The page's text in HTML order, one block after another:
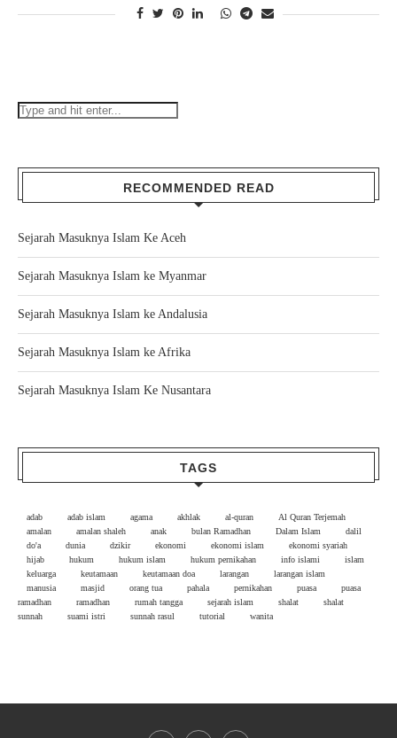
RECOMMENDED READ
Sejarah Masuknya Islam Ke Aceh
Sejarah Masuknya Islam ke Myanmar
Sejarah Masuknya Islam ke Andalusia
Sejarah Masuknya Islam ke Afrika
Sejarah Masuknya Islam Ke Nusantara
TAGS
adab adab islam agama akhlak al-quran
Al Quran Terjemah
amalan
amalan shaleh anak bulan Ramadhan Dalam Islam
dalil
do'a
dunia dzikir ekonomi ekonomi islam
ekonomi syariah
hijab
hukum hukum islam hukum pernikahan info islami
islam
keluarga
keutamaan keutamaan doa larangan
larangan islam
manusia
masjid orang tua pahala pernikahan puasa
puasa
ramadhan
ramadhan rumah tangga sejarah islam shalat
shalat
sunnah
suami istri sunnah rasul tutorial wanita